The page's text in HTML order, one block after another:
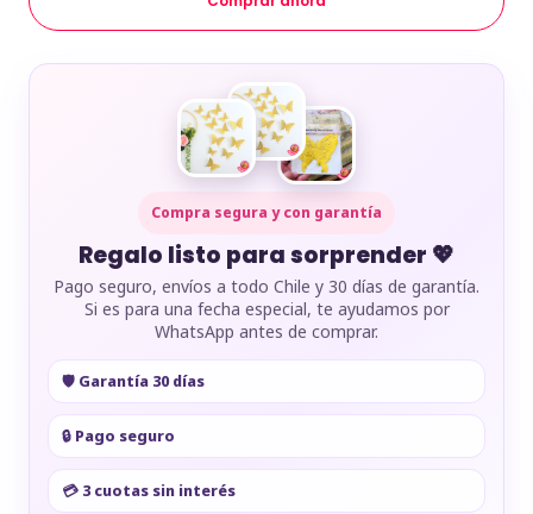
Compra segura y con garantía
Regalo listo para sorprender 💖
Pago seguro, envíos a todo Chile y 30 días de garantía.
Si es para una fecha especial, te ayudamos por
WhatsApp antes de comprar.
🛡️ Garantía 30 días
🔒 Pago seguro
💳 3 cuotas sin interés